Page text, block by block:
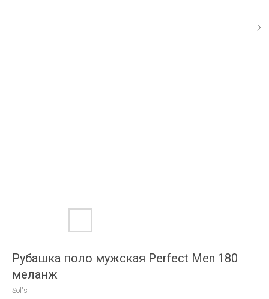
Рубашка поло мужская Perfect Men 180
меланж
Sol's